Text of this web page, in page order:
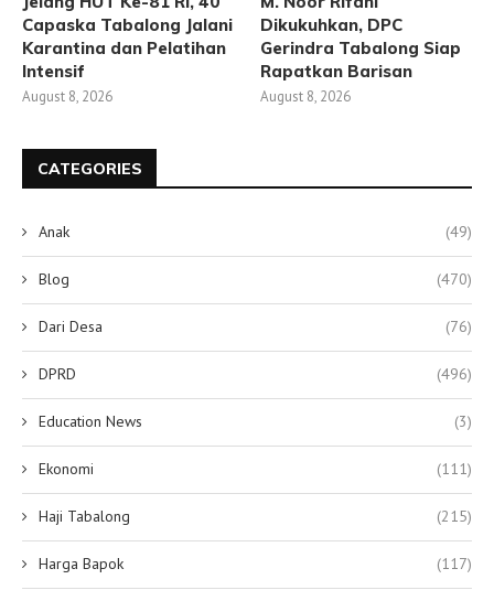
Capaska Tabalong Jalani
Karantina dan Pelatihan
Intensif
August 8, 2026
Dikukuhkan, DPC
Gerindra Tabalong Siap
Rapatkan Barisan
August 8, 2026
CATEGORIES
Anak (49)
Blog (470)
Dari Desa (76)
DPRD (496)
Education News (3)
Ekonomi (111)
Haji Tabalong (215)
Harga Bapok (117)